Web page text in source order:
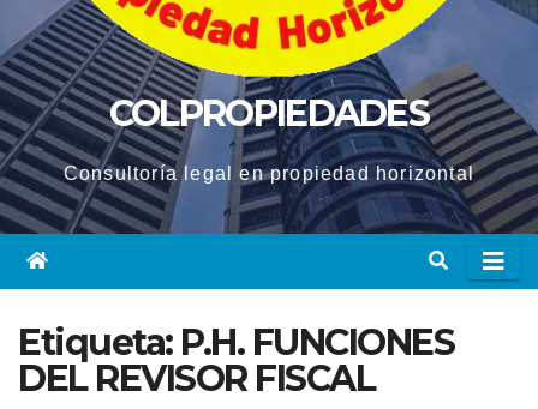
COLPROPIEDADES
Consultoría legal en propiedad horizontal
Etiqueta: P.H. FUNCIONES
DEL REVISOR FISCAL